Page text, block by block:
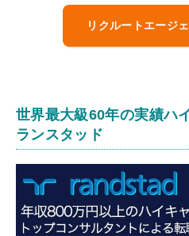
リクルートエージ
世界最大級60年の実績ハ
ランスタッド